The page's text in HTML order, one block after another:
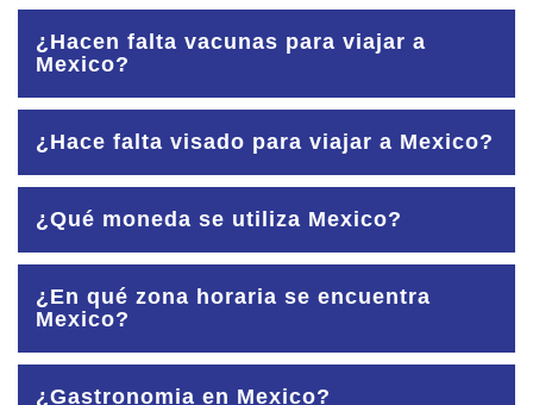
¿Hacen falta vacunas para viajar a
Mexico?
Aunque se recomienda estar vacunado de hepatitis A y B,
tétanos y difteria.
¿Hace falta visado para viajar a Mexico?
turismo sólo necesitarás tener tu pasaporte en vigor. El
máximo de días que podrás quedarte en el país es 180 en
total.
¿Qué moneda se utiliza Mexico?
euros son $253.72 pesos mexicanos. Se suelen aceptar
¿En qué zona horaria se encuentra
Mexico?
¿Gastronomia en Mexico?